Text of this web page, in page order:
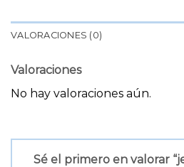
VALORACIONES (0)
Valoraciones
No hay valoraciones aún.
Sé el primero en valorar